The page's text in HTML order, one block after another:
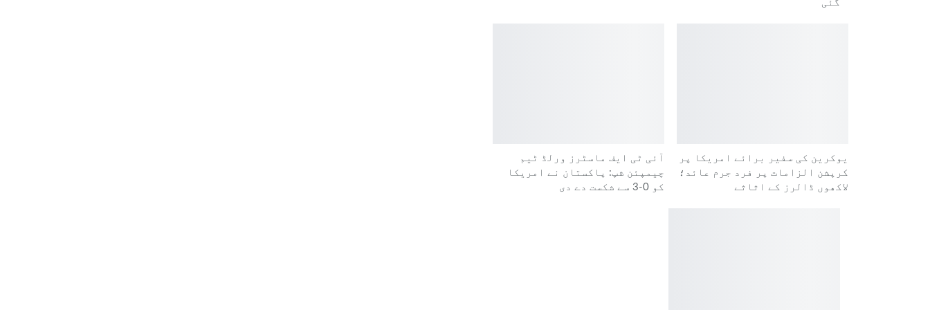
گئی
یوکرین کی سفیر برائے امریکا پر
کرپشن الزامات پر فرد جرم عائد؛
لاکھوں ڈالرز کے اثاثے
آئی ٹی ایف ماسٹرز ورلڈ ٹیم
چیمپئن شپ: پاکستان نے امریکا
کو 0-3 سے شکست دے دی